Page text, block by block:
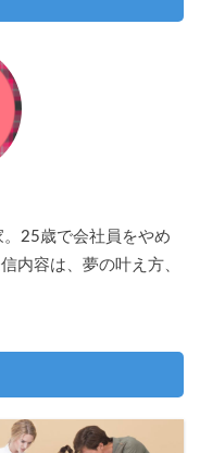
25歳で会社員をやめ
内容は、夢の叶え方、